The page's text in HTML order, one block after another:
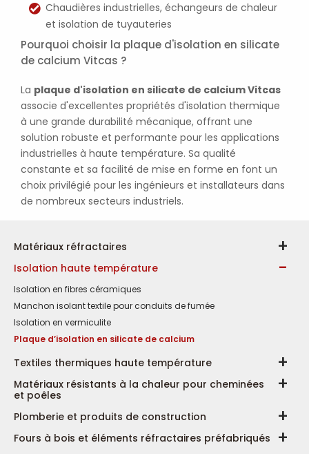
Chaudières industrielles, échangeurs de chaleur
et isolation de tuyauteries
Pourquoi choisir la plaque d'isolation en silicate
de calcium Vitcas ?
La plaque d'isolation en silicate de calcium Vitcas
associe d'excellentes propriétés d'isolation thermique
à une grande durabilité mécanique, offrant une
solution robuste et performante pour les applications
industrielles à haute température. Sa qualité
constante et sa facilité de mise en forme en font un
choix privilégié pour les ingénieurs et installateurs dans
de nombreux secteurs industriels.
Matériaux réfractaires
Isolation haute température
Isolation en fibres céramiques
Manchon isolant textile pour conduits de fumée
Isolation en vermiculite
Plaque d’isolation en silicate de calcium
Textiles thermiques haute température
Matériaux résistants à la chaleur pour cheminées
et poêles
Plomberie et produits de construction
Fours à bois et éléments réfractaires préfabriqués